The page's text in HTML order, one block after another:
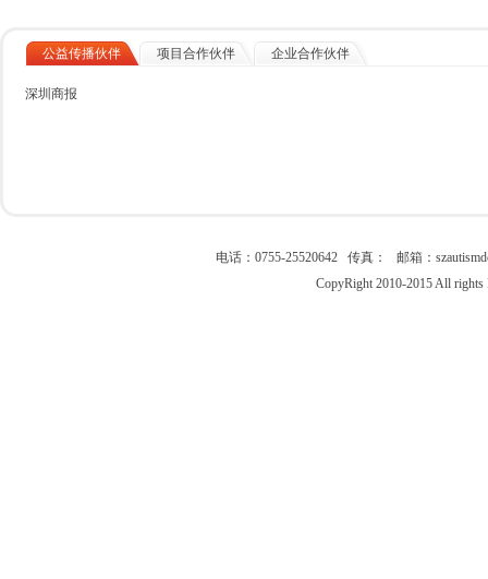
公益传播伙伴 项目合作伙伴 企业合作伙伴
深圳商报
电话：0755-25520642 传真： 邮箱：
CopyRight 2010-2015 All